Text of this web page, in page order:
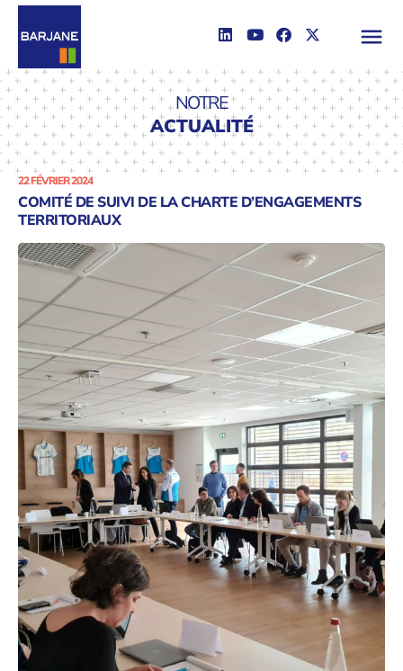
NOTRE
ACTUALITÉ
22 FÉVRIER 2024
COMITÉ DE SUIVI DE LA CHARTE D’ENGAGEMENTS
TERRITORIAUX